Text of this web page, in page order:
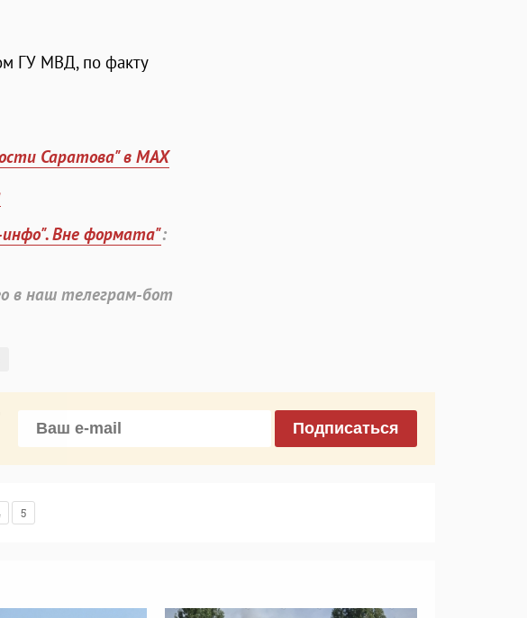
ГУ МВД, по факту
Саратова" в MAX
инфо". Вне формата":
в наш телеграм-бот
Подписаться
5